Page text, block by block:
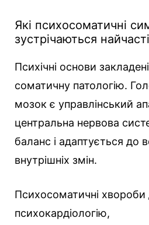
Які психосоматичні
зустрічаються
Психічні основи
соматичну патологію.
мозок є управлінський
центральна нервова
баланс і адаптується до
внутрішніх змін.
Психосоматичні хвороби
психокардіологію,